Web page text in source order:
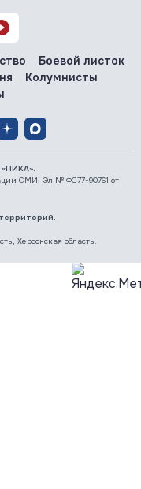
Боевой листок
Колумнисты
СМИ: Эл № ФС77-90761 от
Херсонская область.